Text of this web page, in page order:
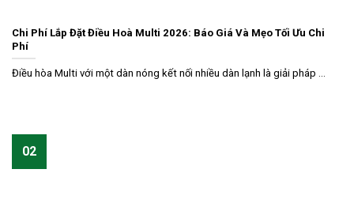
Chi Phí Lắp Đặt Điều Hoà Multi 2026: Báo Giá Và Mẹo Tối Ưu Chi
Phí
Điều hòa Multi với một dàn nóng kết nối nhiều dàn lạnh là giải pháp ...
02